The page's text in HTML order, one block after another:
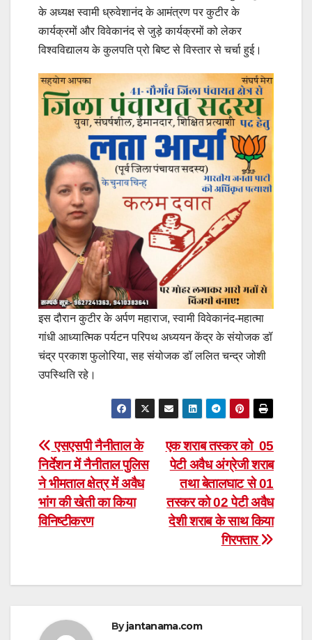
के अध्यक्ष स्वामी ध्रुवेशानंद के आमंत्रण पर कुटीर के
कार्यक्रमों और विवेकानंद से जुड़े कार्यक्रमों को लेकर
विश्वविद्यालय के कुलपति प्रो बिष्ट से विस्तार से चर्चा हुई।
इस दौरान कुटीर के अर्पण महाराज, स्वामी विवेकानंद-महात्मा
गांधी आध्यात्मिक पर्यटन परिपथ अध्ययन केंद्र के संयोजक डॉ
चंद्र प्रकाश फुलोरिया, सह संयोजक डॉ ललित चन्द्र जोशी
उपस्थिति रहे।
Post
navigation
एक शराब तस्कर को 05
पेटी अवैध अंग्रेजी शराब
तथा बेतालघाट से 01
तस्कर को 02 पेटी अवैध
देशी शराब के साथ किया
गिरफ्तार
एसएसपी नैनीताल के
निर्देशन में नैनीताल पुलिस
ने भीमताल क्षेत्र में अवैध
भांग की खेती का किया
विनिष्टीकरण
Byjantanama.com